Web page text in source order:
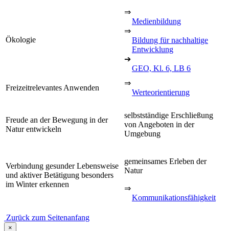
Ökologie
⇒
Medienbildung
⇒
Bildung für nachhaltige
Entwicklung
➔
GEO, Kl. 6, LB 6
Freizeitrelevantes Anwenden
⇒
Werteorientierung
Freude an der Bewegung in der
Natur entwickeln
selbstständige Erschließung
von Angeboten in der
Umgebung
Verbindung gesunder Lebensweise
und aktiver Betätigung besonders
im Winter erkennen
gemeinsames Erleben der
Natur
⇒
Kommunikationsfähigkeit
Zurück zum Seitenanfang
×